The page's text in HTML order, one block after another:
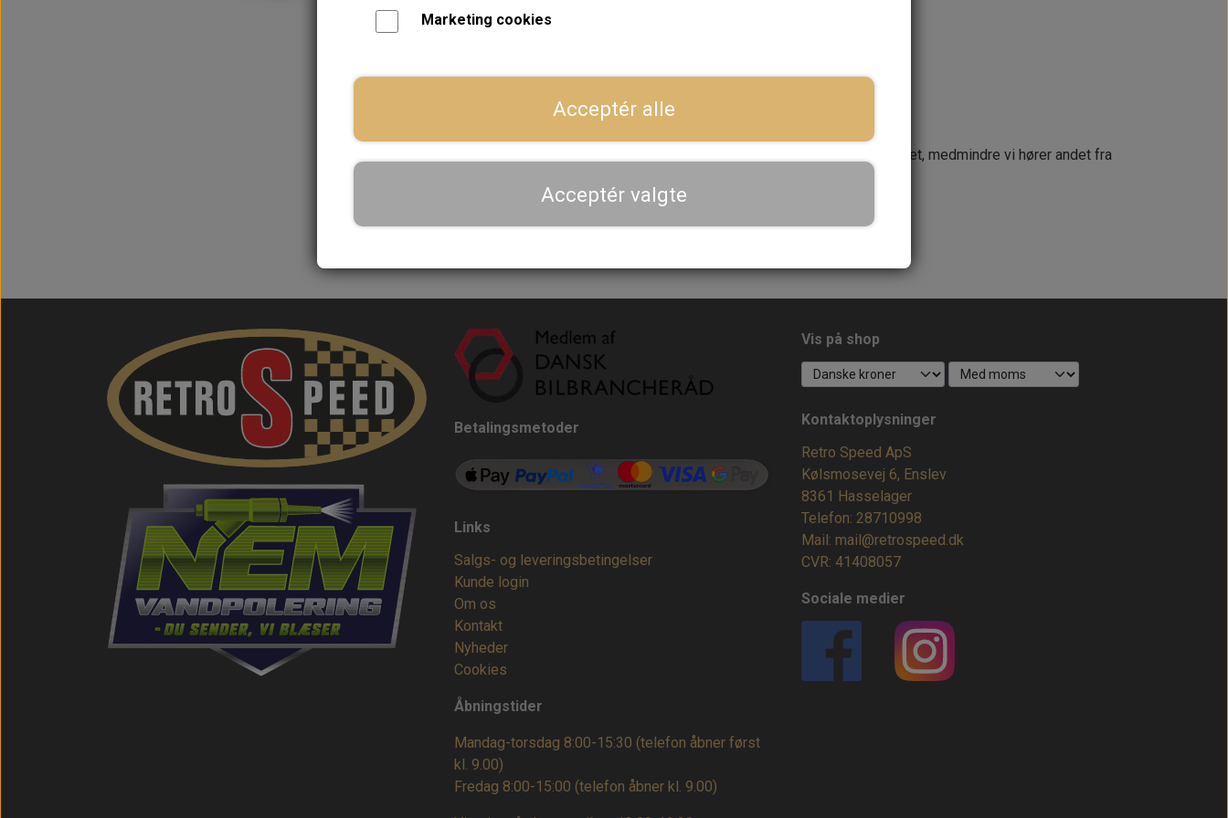
Dansk webshop, kundeservice og lager
Hurtig levering - sendes ofte samme dag og leveres næste dag
Se aktuel leveringstid på varen - vi afsender altid hele din ordre samlet, medmindre vi hører andet fra
Priser er inkl. moms
Betalingsmetoder
Links
Salgs- og leveringsbetingelser
Kunde login
Om os
Kontakt
Nyheder
Cookies
Åbningstider
Mandag-torsdag 8:00-15:30 (telefon åbner først
kl. 9.00)
Fredag 8:00-15:00 (telefon åbner kl. 9.00)
Vis på shop
Kontaktoplysninger
Retro Speed ApS
Kølsmosevej 6, Enslev
8361 Hasselager
Telefon: 28710998
Mail: mail@retrospeed.dk
CVR: 41408057
Sociale medier
Marketing cookies
Acceptér alle
Acceptér valgte